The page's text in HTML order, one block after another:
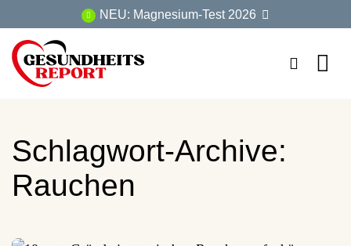
Inhalt
springen
NEU: Magnesium-Test 2026
Schlagwort-Archive:
Rauchen